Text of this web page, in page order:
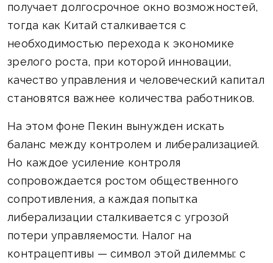
получает долгосрочное окно возможностей,
тогда как Китай сталкивается с
необходимостью перехода к экономике
зрелого роста, при которой инновации,
качество управления и человеческий капитал
становятся важнее количества работников.
На этом фоне Пекин вынужден искать
баланс между контролем и либерализацией.
Но каждое усиление контроля
сопровождается ростом общественного
сопротивления, а каждая попытка
либерализации сталкивается с угрозой
потери управляемости. Налог на
контрацептивы — символ этой дилеммы: с